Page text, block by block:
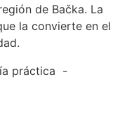
de Bačka. La
la convierte en el